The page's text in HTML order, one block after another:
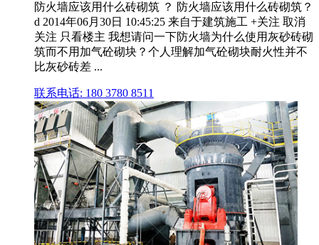
防火墙应该用什么砖砌筑 ？ 防火墙应该用什么砖砌筑？
d 2014年06月30日 10:45:25 来自于建筑施工 +关注 取消
关注 只看楼主 我想请问一下防火墙为什么使用灰砂砖砌
筑而不用加气砼砌块？个人理解加气砼砌块耐火性并不
比灰砂砖差 ...
联系电话: 180 3780 8511